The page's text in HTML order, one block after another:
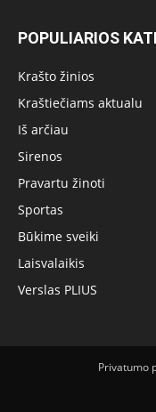
POPULIARIOS
Krašto žinios
Kraštiečiams aktualu
Iš arčiau
Sirenos
Pravartu žinoti
Sportas
Būkime sveiki
Laisvalaikis
Verslas PLIUS
Privatumo